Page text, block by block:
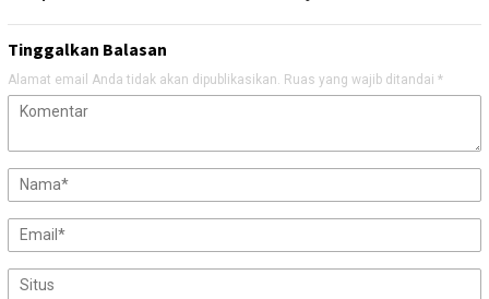
Tinggalkan Balasan
Alamat email Anda tidak akan dipublikasikan. Ruas yang wajib ditandai *